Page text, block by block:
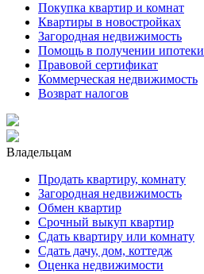
Покупка квартир и комнат
Квартиры в новостройках
Загородная недвижимость
Помощь в получении ипотеки
Правовой сертификат
Коммерческая недвижимость
Возврат налогов
Владельцам
Продать квартиру, комнату
Загородная недвижимость
Обмен квартир
Срочный выкуп квартир
Сдать квартиру или комнату
Сдать дачу, дом, коттедж
Оценка недвижимости